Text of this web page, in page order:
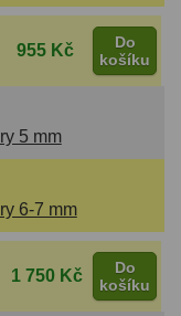
955 Kč
Do
košíku
5 mm
6-7 mm
1 750 Kč
Do
košíku